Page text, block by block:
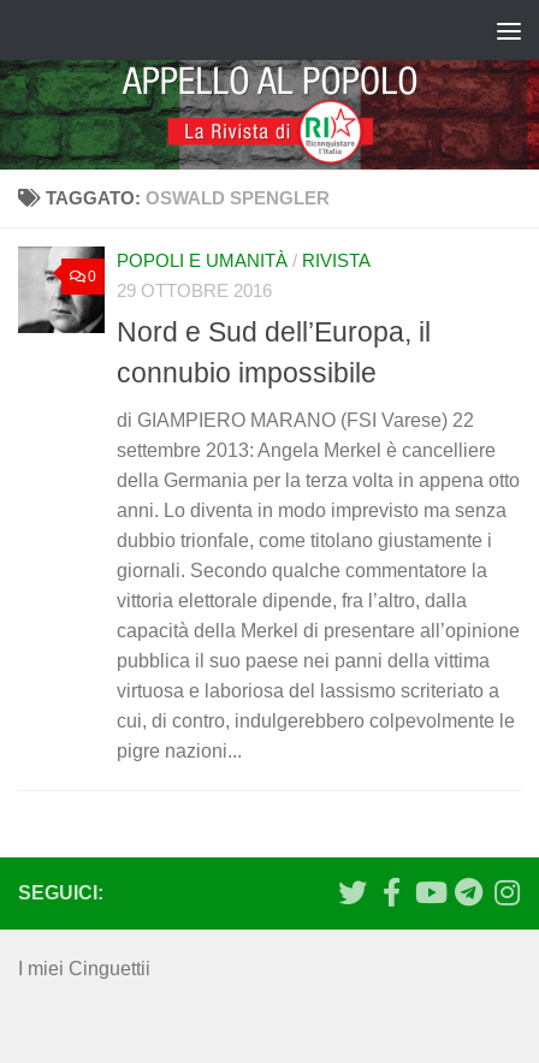
TAGGATO: OSWALD SPENGLER
0
POPOLI E UMANITÀ / RIVISTA
29 OTTOBRE 2016
Nord e Sud dell’Europa, il
connubio impossibile
di GIAMPIERO MARANO (FSI Varese) 22
settembre 2013: Angela Merkel è cancelliere
della Germania per la terza volta in appena otto
anni. Lo diventa in modo imprevisto ma senza
dubbio trionfale, come titolano giustamente i
giornali. Secondo qualche commentatore la
vittoria elettorale dipende, fra l’altro, dalla
capacità della Merkel di presentare all’opinione
pubblica il suo paese nei panni della vittima
virtuosa e laboriosa del lassismo scriteriato a
cui, di contro, indulgerebbero colpevolmente le
pigre nazioni...
SEGUICI:
I miei Cinguettii